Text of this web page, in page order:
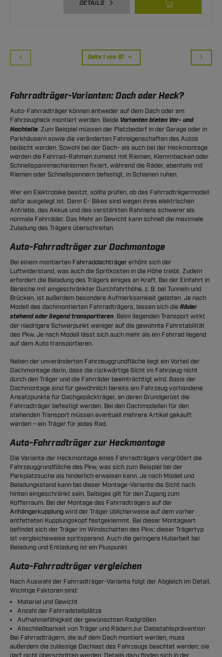
DETAILS
Seite 1 von 61
Fahrradträger-Varianten: Dach oder Heck?
Auto-Fahrradträger können entweder auf dem Dach oder am
Fahrzeugheck montiert werden. Beide Varianten bieten Vor- und
Nachteile. Zum Beispiel müssen der Platzbedarf in der Garage oder in
Parkhäusern sowie die veränderten Fahreigenschaften des Autos
bedacht werden. Sowohl bei der Dach- als auch bei der Heckmontage
werden die Fahrrad-Rahmen zumeist mit Riemen, Klemmbacken oder
Schnellspannmechanismen fixiert, während die Räder, ebenfalls mit
Riemen oder Schnellspannern befestigt, in Schienen ruhen.
Wer ein Elektrobike besitzt, sollte prüfen, ob das Fahrradträgermodell
dafür ausgelegt ist. Denn E- Bikes sind wegen ihres elektrischen
Antriebs, des Akkus und des verstärkten Rahmens schwerer als
normale Fahrräder. Das Mehr an Gewicht kann schnell die maximale
Zuladung des Trägers überschreiten.
Auto-Fahrradträger zur Dachmontage
Bei einem montierten Fahrraddachträger erhöht sich der
Luftwiderstand, was auch die Spritkosten in die Höhe treibt. Zudem
erfordert die Beladung des Trägers einiges an Kraft. Bei der Einfahrt in
Bereiche mit eingeschränkter Durchfahrthöhe, z. B. bei Tunneln und
Brücken, ist außerdem besondere Aufmerksamkeit geboten. Je nach
Modell des dachmontierten Fahrradträgers, lassen sich dieRäder
stehend oder liegend transportieren. Beim liegenden Transport wirkt
der niedrigere Schwerpunkt weniger auf die gewohnte Fahrstabilität
des Pkw. Je nach Modell lässt sich auch mehr als ein Fahrrad liegend
auf dem Auto transportieren.
Neben der unveränderten Fahrzeuggrundfläche liegt ein Vorteil der
Dachmontage darin, dass die rückwärtige Sicht im Fahrzeug nicht
durch den Träger und die Fahrräder beeinträchtigt wird. Basis der
Dachmontage sind für gewöhnlich bereits am Fahrzeug vorhandene
Ansatzpunkte für Dachgepäckträger, an deren Grundgerüst die
Fahrradträger befestigt werden. Bei den Dachmodellen für den
stehenden Transport müssen eventuell mehrere Artikel gekauft
werden – ein Träger für jedes Rad.
Auto-Fahrradträger zur Heckmontage
Die Variante der Heckmontage eines Fahrradträgers vergrößert die
Fahrzeuggrundfläche des Pkw, was sich zum Beispiel bei der
Parkplatzsuche als hinderlich erweisen kann. Je nach Modell und
Beladungsstand kann bei dieser Montage-Variante die Sicht nach
hinten eingeschränkt sein. Selbiges gilt für den Zugang zum
Kofferraum. Bei der Montage des Fahrradträgers auf der
Anhängerkupplungwird der Träger üblicherweise auf dem vorher
entfetteten Kupplungskopf festgeklemmt. Bei dieser Montageart
befindet sich der Träger im Windschatten des Pkw; dieser Trägertyp
ist vergleichsweise spritsparend. Auch die geringere Hubarbeit bei
Beladung und Entladung ist ein Pluspunkt.
Auto-Fahrradträger vergleichen
Nach Auswahl der Fahrradträger-Variante folgt der Abgleich im Detail.
Wichtige Faktoren sind:
Material und Gewicht
Anzahl der Fahrradstellplätze
Aufnahmefähigkeit der gewünschten Radgrößen
Abschließbarkeit von Träger und Rädern zur Diebstahlsprävention
Bei Fahrradträgern, die auf dem Dach montiert werden, muss
außerdem die zulässige Dachlast des Fahrzeugs beachtet werden; sie